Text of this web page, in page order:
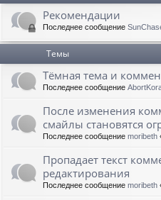
Рекомендации
Последнее сообщение
Темы
Тёмная тема и
Последнее сообщение
После изменения
смайлы становятся
Последнее сообщение moribeth
Пропадает текст
редактирования
Последнее сообщение moribeth